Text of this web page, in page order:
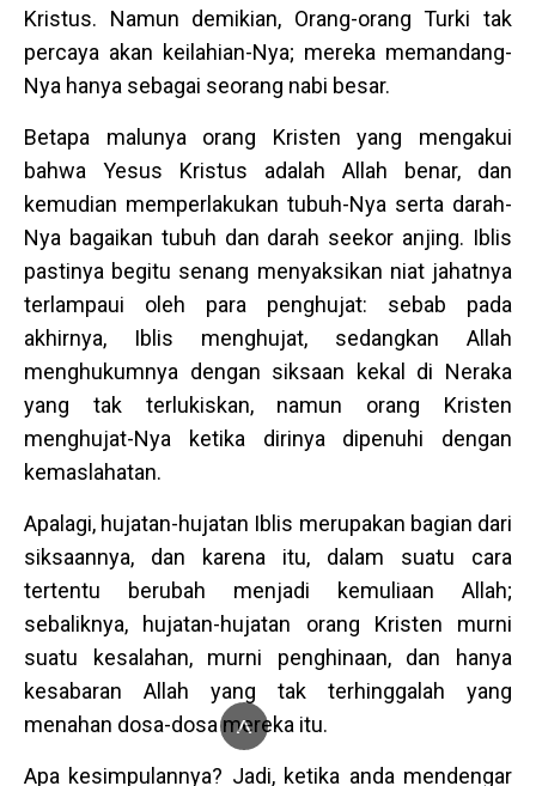
Kristus. Namun demikian, Orang-orang Turki tak
percaya akan keilahian-Nya; mereka memandang-
Nya hanya sebagai seorang nabi besar.
Betapa malunya orang Kristen yang mengakui
bahwa Yesus Kristus adalah Allah benar, dan
kemudian memperlakukan tubuh-Nya serta darah-
Nya bagaikan tubuh dan darah seekor anjing. Iblis
pastinya begitu senang menyaksikan niat jahatnya
terlampaui oleh para penghujat: sebab pada
akhirnya, Iblis menghujat, sedangkan Allah
menghukumnya dengan siksaan kekal di Neraka
yang tak terlukiskan, namun orang Kristen
menghujat-Nya ketika dirinya dipenuhi dengan
kemaslahatan.
Apalagi, hujatan-hujatan Iblis merupakan bagian dari
siksaannya, dan karena itu, dalam suatu cara
tertentu berubah menjadi kemuliaan Allah;
sebaliknya, hujatan-hujatan orang Kristen murni
suatu kesalahan, murni penghinaan, dan hanya
kesabaran Allah yang tak terhinggalah yang
menahan dosa-dosa mereka itu.
Apa kesimpulannya? Jadi, ketika anda mendengar
^